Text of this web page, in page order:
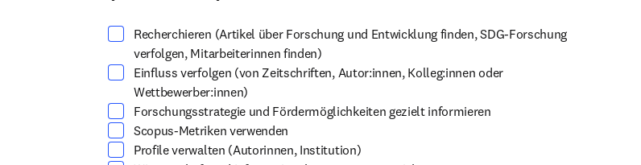
Recherchieren (Artikel über Forschung und Entwicklung finden, SDG-Forschung
verfolgen, Mitarbeiterinnen finden)
Einfluss verfolgen (von Zeitschriften, Autor:innen, Kolleg:innen oder
Wettbewerber:innen)
Forschungsstrategie und Fördermöglichkeiten gezielt informieren
Scopus-Metriken verwenden
Profile verwalten (Autorinnen, Institution)